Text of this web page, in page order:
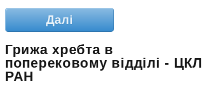
Далі
Грижа хребта в
поперековому відділі - ЦКЛ
РАН